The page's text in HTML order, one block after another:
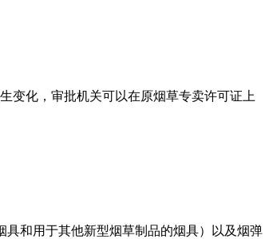
变化，审批机关可以在原烟草专卖许可证上
和用于其他新型烟草制品的烟具）以及烟弹